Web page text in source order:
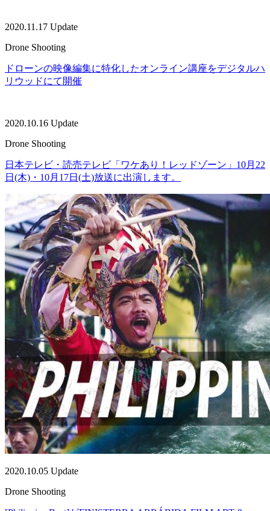
2020.11.17 Update
Drone Shooting
ドローンの映像編集に特化したオンライン講座をデジタルハ
リウッドにて開催
2020.10.16 Update
Drone Shooting
日本テレビ・読売テレビ「ワケあり！レッドゾーン」10月22
日(木)・10月17日(土)放送に出演します。
2020.10.05 Update
Drone Shooting